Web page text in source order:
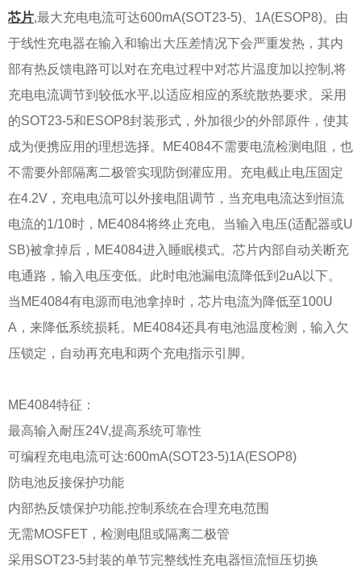
芯片,最大充电电流可达600mA(SOT23-5)、1A(ESOP8)。由
于线性充电器在输入和输出大压差情况下会严重发热，其内
部有热反馈电路可以对在充电过程中对芯片温度加以控制,将
充电电流调节到较低水平,以适应相应的系统散热要求。采用
的SOT23-5和ESOP8封装形式，外加很少的外部原件，使其
成为便携应用的理想选择。ME4084不需要电流检测电阻，也
不需要外部隔离二极管实现防倒灌应用。充电截止电压固定
在4.2V，充电电流可以外接电阻调节，当充电电流达到恒流
电流的1/10时，ME4084将终止充电。当输入电压(适配器或U
SB)被拿掉后，ME4084进入睡眠模式。芯片内部自动关断充
电通路，输入电压变低。此时电池漏电流降低到2uA以下。
当ME4084有电源而电池拿掉时，芯片电流为降低至100U
A，来降低系统损耗。ME4084还具有电池温度检测，输入欠
压锁定，自动再充电和两个充电指示引脚。
ME4084特征：
最高输入耐压24V,提高系统可靠性
可编程充电电流可达:600mA(SOT23-5)1A(ESOP8)
防电池反接保护功能
内部热反馈保护功能,控制系统在合理充电范围
无需MOSFET，检测电阻或隔离二极管
采用SOT23-5封装的单节完整线性充电器恒流恒压切换